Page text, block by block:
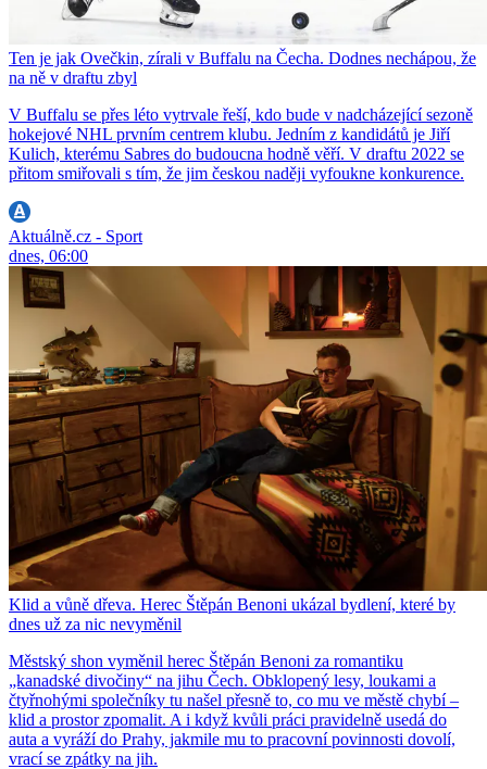
Ten je jak Ovečkin, zírali v Buffalu na Čecha. Dodnes nechápou, že
na ně v draftu zbyl
V Buffalu se přes léto vytrvale řeší, kdo bude v nadcházející sezoně
hokejové NHL prvním centrem klubu. Jedním z kandidátů je Jiří
Kulich, kterému Sabres do budoucna hodně věří. V draftu 2022 se
přitom smiřovali s tím, že jim českou naději vyfoukne konkurence.
Aktuálně.cz - Sport
dnes, 06:00
Klid a vůně dřeva. Herec Štěpán Benoni ukázal bydlení, které by
dnes už za nic nevyměnil
Městský shon vyměnil herec Štěpán Benoni za romantiku
„kanadské divočiny“ na jihu Čech. Obklopený lesy, loukami a
čtyřnohými společníky tu našel přesně to, co mu ve městě chybí –
klid a prostor zpomalit. A i když kvůli práci pravidelně usedá do
auta a vyráží do Prahy, jakmile mu to pracovní povinnosti dovolí,
vrací se zpátky na jih.